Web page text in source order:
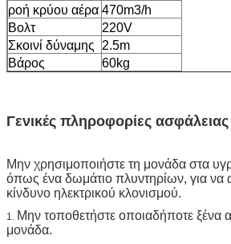
ροή κρύου αέρα 470m3/h
Βολτ
220V
Σκοινί δύναμης
2.5m
Βάρος
60kg
Γενικές πληροφορίες ασφάλειας
Μην χρησιμοποιήστε τη μονάδα στα
όπως ένα δωμάτιο πλυντηρίων, για να
κίνδυνο ηλεκτρικού κλονισμού.
1. Μην τοποθετήστε οποιαδήποτε ξένα
μονάδα.